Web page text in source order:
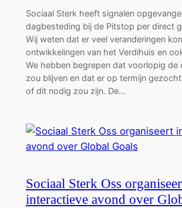
Sociaal Sterk heeft signalen
dagbesteding bij de Pitstop per direct
Wij weten dat er veel veranderingen
ontwikkelingen van het Verdihuis en
We hebben begrepen dat voorlopig de
zou blijven en dat er op termijn
of dit nodig zou zijn. De…
Sociaal Sterk Oss
interactieve avond over